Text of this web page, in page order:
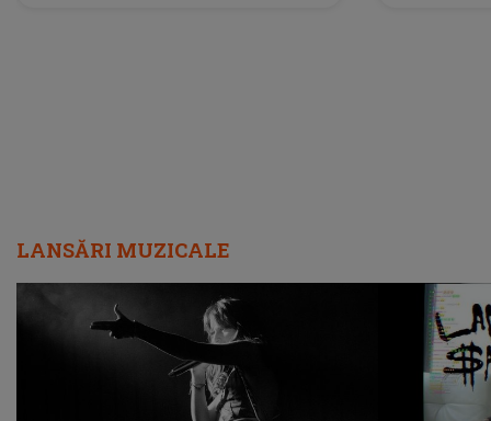
LANSĂRI MUZICALE